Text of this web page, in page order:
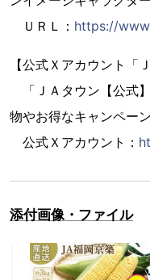
ＵＲＬ： https://
【公式Ｘアカウント「
「ＪＡタウン【公式
物やお得なキャンペー
公式Ｘアカウント：
添付画像・ファイル